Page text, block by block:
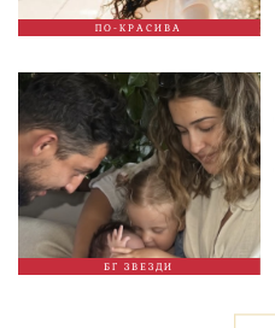
ПО-КРАСИВА
БГ ЗВЕЗДИ